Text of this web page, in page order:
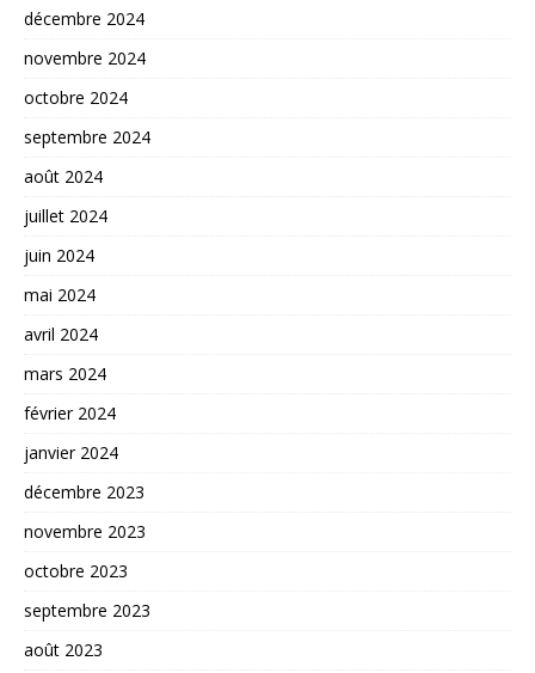
décembre 2024
novembre 2024
octobre 2024
septembre 2024
août 2024
juillet 2024
juin 2024
mai 2024
avril 2024
mars 2024
février 2024
janvier 2024
décembre 2023
novembre 2023
octobre 2023
septembre 2023
août 2023